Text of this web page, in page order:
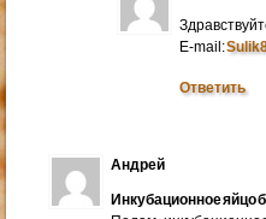
E-mail:
Ответить
Андрей
Инкубационное яйцо